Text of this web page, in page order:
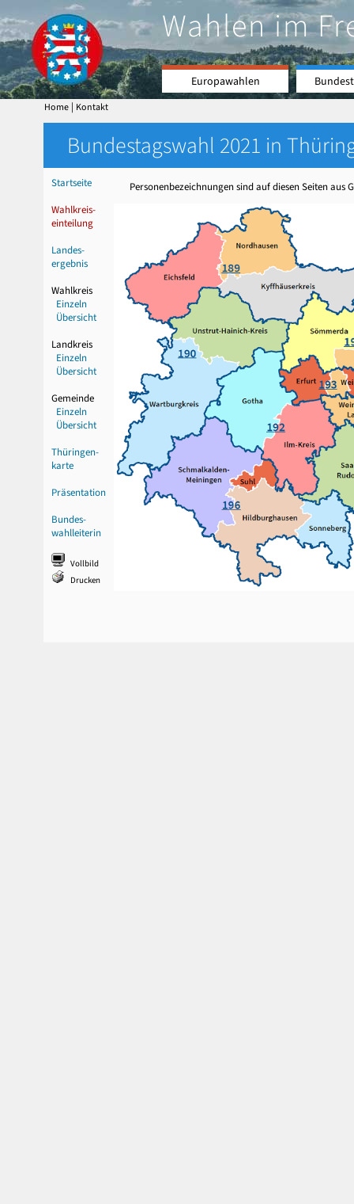
Wahlen im
Europawahlen
Home | Kontakt
Bundestagswahl 2021 in
Startseite
Wahlkreis-
einteilung
Landes-
ergebnis
Wahlkreis
Einzeln
Übersicht
Landkreis
Einzeln
Übersicht
Gemeinde
Einzeln
Übersicht
Thüringen-
karte
Präsentation
Bundes-
wahlleiterin
Vollbild
Drucken
Personenbezeichnungen sind auf diesen Seiten